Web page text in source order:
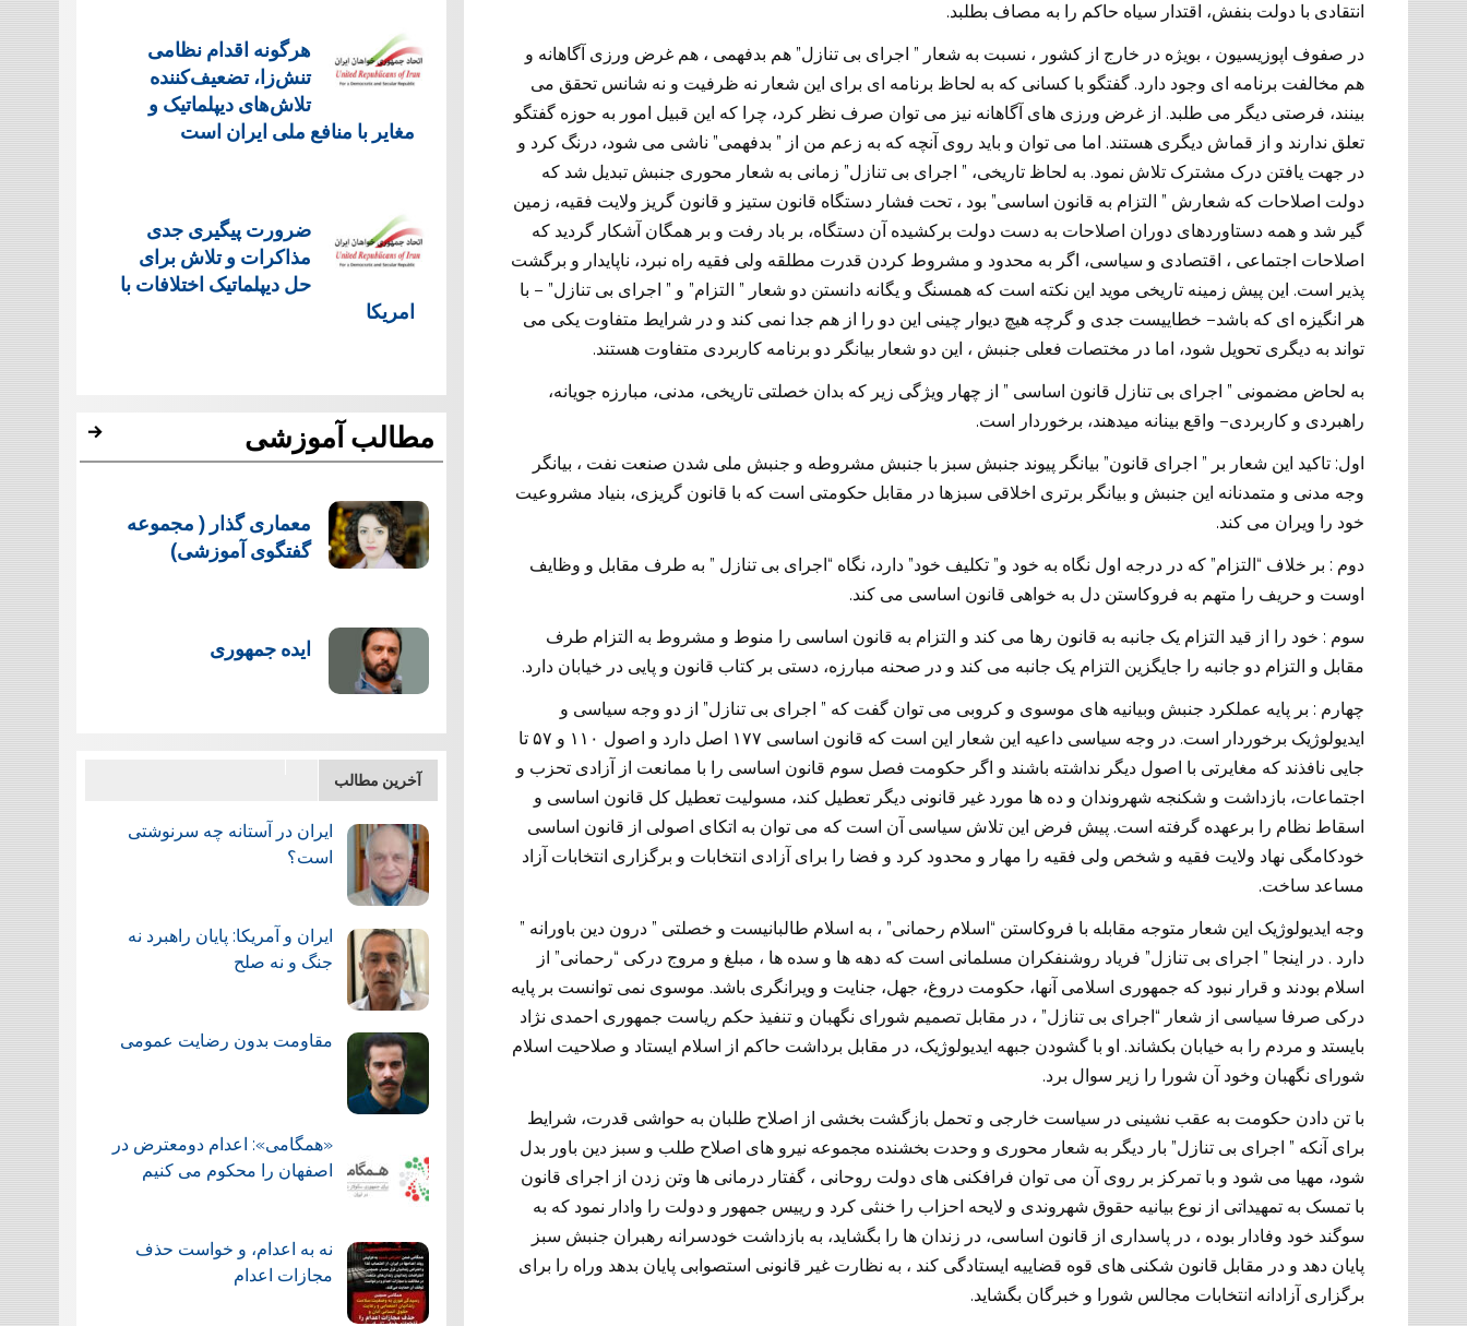
انتقادی با دولت بنفش، اقتدار سیاه حاکم را به مصاف بطلبد.
در صفوف اپوزیسیون ، بویژه در خارج از کشور ، نسبت به شعار ” اجرای بی تنازل” هم بدفهمی ، هم غرض ورزی آگاهانه و
هم مخالفت برنامه ای وجود دارد. گفتگو با کسانی که به لحاظ برنامه ای برای این شعار نه ظرفیت و نه شانس تحقق می
بینند، فرصتی دیگر می طلبد. از غرض ورزی های آگاهانه نیز می توان صرف نظر کرد، چرا که این قبیل امور به حوزه گفتگو
تعلق ندارند و از قماش دیگری هستند. اما می توان و باید روی آنچه که به زعم من از ” بدفهمی” ناشی می شود، درنگ کرد و
در جهت یافتن درک مشترک تلاش نمود. به لحاظ تاریخی، ” اجرای بی تنازل” زمانی به شعار محوری جنبش تبدیل شد که
دولت اصلاحات که شعارش ” التزام به قانون اساسی” بود ، تحت فشار دستگاه قانون ستیز و قانون گریز ولایت فقیه، زمین
گیر شد و همه دستاوردهای دوران اصلاحات به دست دولت برکشیده آن دستگاه، بر باد رفت و بر همگان آشکار گردید که
اصلاحات اجتماعی ، اقتصادی و سیاسی، اگر به محدود و مشروط کردن قدرت مطلقه ولی فقیه راه نبرد، ناپایدار و برگشت
پذیر است. این پیش زمینه تاریخی موید این نکته است که همسنگ و یگانه دانستن دو شعار ” التزام” و ” اجرای بی تنازل” – با
هر انگیزه ای که باشد– خطاییست جدی و گرچه هیچ دیوار چینی این دو را از هم جدا نمی کند و در شرایط متفاوت یکی می
تواند به دیگری تحویل شود، اما در مختصات فعلی جنبش ، این دو شعار بیانگر دو برنامه کاربردی متفاوت هستند.
به لحاض مضمونی ” اجرای بی تنازل قانون اساسی ” از چهار ویژگی زیر که بدان خصلتی تاریخی، مدنی، مبارزه جویانه،
راهبردی و کاربردی– واقع بینانه میدهند، برخوردار است.
اول: تاکید این شعار بر ” اجرای قانون” بیانگر پیوند جنبش سبز با جنبش مشروطه و جنبش ملی شدن صنعت نفت ، بیانگر
وجه مدنی و متمدنانه این جنبش و بیانگر برتری اخلاقی سبزها در مقابل حکومتی است که با قانون گریزی، بنیاد مشروعیت
خود را ویران می کند.
دوم : بر خلاف “التزام” که در درجه اول نگاه به خود و” تکلیف خود” دارد، نگاه “اجرای بی تنازل ” به طرف مقابل و وظایف
اوست و حریف را متهم به فروکاستن دل به خواهی قانون اساسی می کند.
سوم : خود را از قید التزام یک جانبه به قانون رها می کند و التزام به قانون اساسی را منوط و مشروط به التزام طرف
مقابل و التزام دو جانبه را جایگزین التزام یک جانبه می کند و در صحنه مبارزه، دستی بر کتاب قانون و پایی در خیابان دارد.
چهارم : بر پایه عملکرد جنبش وبیانیه های موسوی و کروبی می توان گفت که ” اجرای بی تنازل” از دو وجه سیاسی و
ایدیولوژیک برخوردار است.
در وجه سیاسی داعیه این شعار این است که قانون اساسی ۱۷۷ اصل دارد و اصول ۱۱۰ و ۵۷ تا
جایی نافذند که مغایرتی با اصول دیگر نداشته باشند و اگر حکومت فصل سوم قانون اساسی را با ممانعت از آزادی تحزب و
اجتماعات، بازداشت و شکنجه شهروندان و ده ها مورد غیر قانونی دیگر تعطیل کند، مسولیت تعطیل کل قانون اساسی و
اسقاط نظام را برعهده گرفته است. پیش فرض این تلاش سیاسی آن است که می توان به اتکای اصولی از قانون اساسی
خودکامگی نهاد ولایت فقیه و شخص ولی فقیه را مهار و محدود کرد و فضا را برای آزادی انتخابات و برگزاری انتخابات آزاد
مساعد ساخت.
وجه ایدیولوژیک این شعار متوجه مقابله با فروکاستن “اسلام رحمانی” ، به اسلام طالبانیست و خصلتی ” درون دین باورانه ”
دارد . در اینجا ” اجرای بی تنازل” فریاد روشنفکران مسلمانی است که دهه ها و سده ها ، مبلغ و مروج درکی “رحمانی” از
اسلام بودند و قرار نبود که جمهوری اسلامی آنها، حکومت دروغ، جهل، جنایت و ویرانگری باشد. موسوی نمی توانست بر پایه
درکی صرفا سیاسی از شعار “اجرای بی تنازل” ، در مقابل تصمیم شورای نگهبان و تنفیذ حکم ریاست جمهوری احمدی نژاد
بایستد و مردم را به خیابان بکشاند. او با گشودن جبهه ایدیولوژیک، در مقابل برداشت حاکم از اسلام ایستاد و صلاحیت اسلام
شورای نگهبان وخود آن شورا را زیر سوال برد.
با تن دادن حکومت به عقب نشینی در سیاست خارجی و تحمل بازگشت بخشی از اصلاح طلبان به حواشی قدرت، شرایط
برای آنکه ” اجرای بی تنازل” بار دیگر به شعار محوری و وحدت بخشنده مجموعه نیرو های اصلاح طلب و سبز دین باور بدل
شود، مهیا می شود و با تمرکز بر روی آن می توان فرافکنی های دولت روحانی ، گفتار درمانی ها وتن زدن از اجرای قانون
با تمسک به تمهیداتی از نوع بیانیه حقوق شهروندی و لایحه احزاب را خنثی کرد و رییس جمهور و دولت را وادار نمود که به
سوگند خود وفادار بوده ، در پاسداری از قانون اساسی، در زندان ها را بگشاید، به بازداشت خودسرانه رهبران جنبش سبز
پایان دهد و در مقابل قانون شکنی های قوه قضاییه ایستادگی کند ، به نظارت غیر قانونی استصوابی پایان بدهد وراه را برای
برگزاری آزادانه انتخابات مجالس شورا و خبرگان بگشاید.
هرگونه اقدام نظامی
تنش‌زا، تضعیف‌کننده
تلاش‌های دیپلماتیک و
مغایر با منافع ملی ایران است
ضرورت پیگیری جدی
مذاکرات و تلاش برای
حل دیپلماتیک اختلافات با
امریکا
مطالب آموزشی
معماری گذار ( مجموعه
گفتگوی آموزشی)
ایده جمهوری
آخرین مطالب
ایران در آستانه چه سرنوشتی
است؟
ایران و آمریکا: پایان راهبرد نه
جنگ و نه صلح
مقاومت بدون رضایت عمومی
«همگامی»: اعدام دومعترض در
اصفهان را محکوم می کنیم
نه به اعدام، و خواست حذف
مجازات اعدام